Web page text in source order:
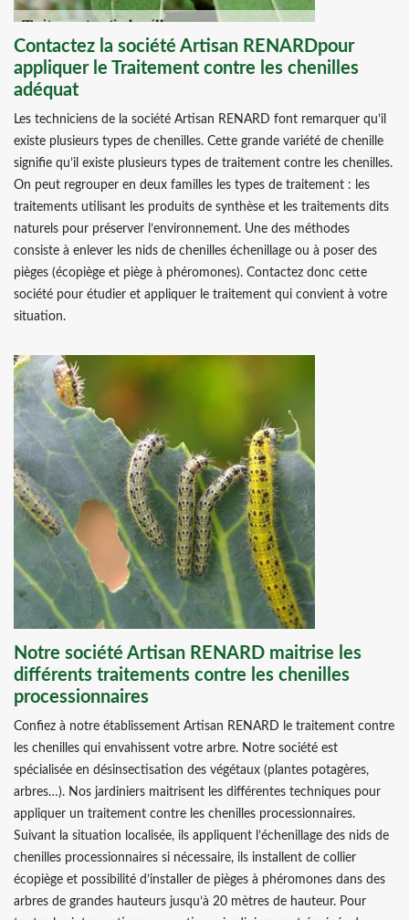
Contactez la société Artisan RENARDpour
appliquer le Traitement contre les chenilles
adéquat
Les techniciens de la société Artisan RENARD font remarquer qu’il
existe plusieurs types de chenilles. Cette grande variété de chenille
signifie qu’il existe plusieurs types de traitement contre les chenilles.
On peut regrouper en deux familles les types de traitement : les
traitements utilisant les produits de synthèse et les traitements dits
naturels pour préserver l’environnement. Une des méthodes
consiste à enlever les nids de chenilles échenillage ou à poser des
pièges (écopiège et piège à phéromones). Contactez donc cette
société pour étudier et appliquer le traitement qui convient à votre
situation.
Notre société Artisan RENARD maitrise les
différents traitements contre les chenilles
processionnaires
Confiez à notre établissement Artisan RENARD le traitement contre
les chenilles qui envahissent votre arbre. Notre société est
spécialisée en désinsectisation des végétaux (plantes potagères,
arbres…). Nos jardiniers maitrisent les différentes techniques pour
appliquer un traitement contre les chenilles processionnaires.
Suivant la situation localisée, ils appliquent l’échenillage des nids de
chenilles processionnaires si nécessaire, ils installent de collier
écopiège et possibilité d’installer de pièges à phéromones dans des
arbres de grandes hauteurs jusqu’à 20 mètres de hauteur. Pour